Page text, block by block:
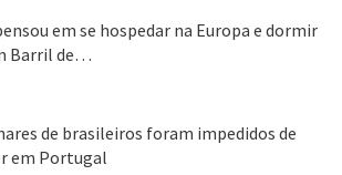
em se hospedar na Europa e dormir
Barril de…
de brasileiros foram impedidos de
em Portugal